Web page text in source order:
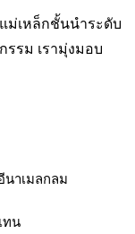
แม่เหล็กชั้นนำระดับ
รม เรามุ่งมอบ
นาเมลกลม
ทน